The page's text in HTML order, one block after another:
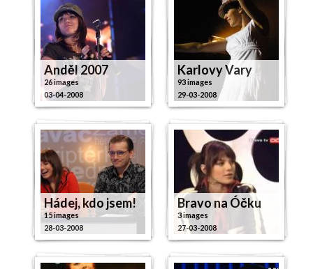
Anděl 2007
26 images
03-04-2008
Karlovy Vary
93 images
29-03-2008
Hádej, kdo jsem!
15 images
28-03-2008
Bravo na Óčku
3 images
27-03-2008